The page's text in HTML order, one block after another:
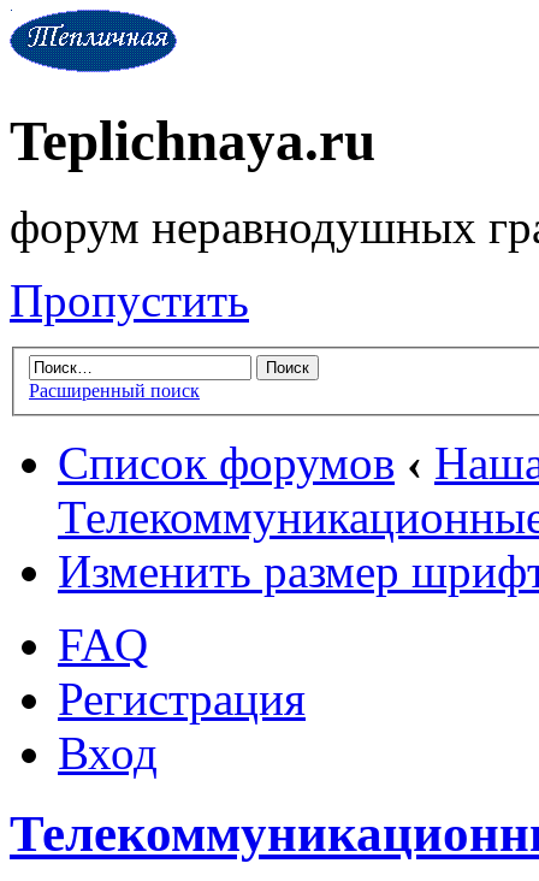
Teplichnaya.ru
форум неравнодушных
Пропустить
Расширенный поиск
Список форумов ‹
Изменить размер
FAQ
Регистрация
Вход